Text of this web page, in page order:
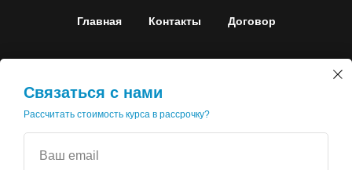
Связаться с нами
Рассчитать стоимость курса в рассрочку?
Ваш email
Главная Контакты Договор